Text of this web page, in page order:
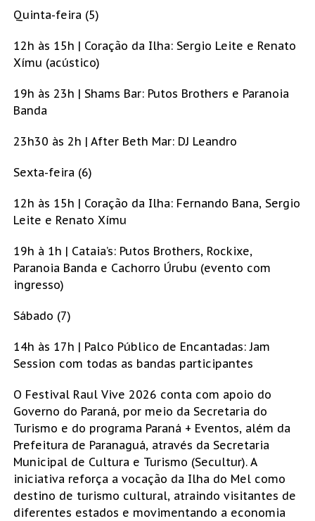
Quinta-feira (5)
12h às 15h | Coração da Ilha: Sergio Leite e Renato
Xímu (acústico)
19h às 23h | Shams Bar: Putos Brothers e Paranoia
Banda
23h30 às 2h | After Beth Mar: DJ Leandro
Sexta-feira (6)
12h às 15h | Coração da Ilha: Fernando Bana, Sergio
Leite e Renato Xímu
19h à 1h | Cataia’s: Putos Brothers, Rockixe,
Paranoia Banda e Cachorro Úrubu (evento com
ingresso)
Sábado (7)
14h às 17h | Palco Público de Encantadas: Jam
Session com todas as bandas participantes
O Festival Raul Vive 2026 conta com apoio do
Governo do Paraná, por meio da Secretaria do
Turismo e do programa Paraná + Eventos, além da
Prefeitura de Paranaguá, através da Secretaria
Municipal de Cultura e Turismo (Secultur). A
iniciativa reforça a vocação da Ilha do Mel como
destino de turismo cultural, atraindo visitantes de
diferentes estados e movimentando a economia